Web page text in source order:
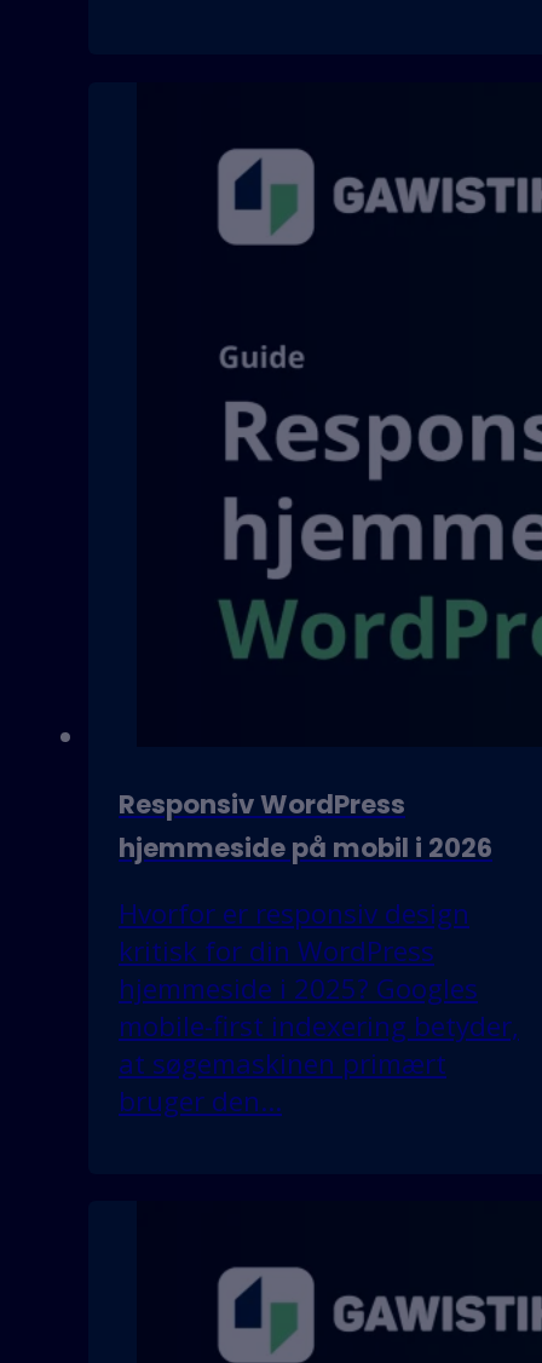
Responsiv WordPress
hjemmeside på mobil i 2026
Hvorfor er responsiv design
kritisk for din WordPress
hjemmeside i 2025? Googles
mobile-first indexering betyder,
at søgemaskinen primært
bruger den…